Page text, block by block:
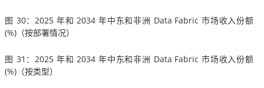
图 30：2025 年和 2034 年中东和非洲 Data Fabric 市场收入份额
(%)（按部署情况）
图 31：2025 年和 2034 年中东和非洲 Data Fabric 市场收入份额
(%)（按类型）